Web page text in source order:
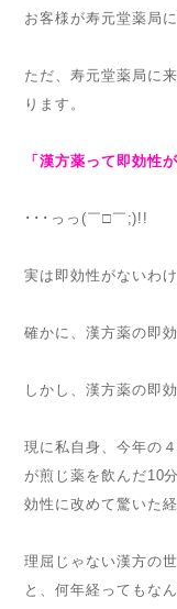
お客様が寿元堂薬局
ただ、寿元堂薬局に
ります。
「漢方薬って即効性
･･･っっ(￣□￣;)!!
実は即効性がないわ
確かに、漢方薬の即
しかし、漢方薬の即
現に私自身、今年の
が煎じ薬を飲んだ10
効性に改めて驚いた
理屈じゃない漢方の
と、何年経ってもな